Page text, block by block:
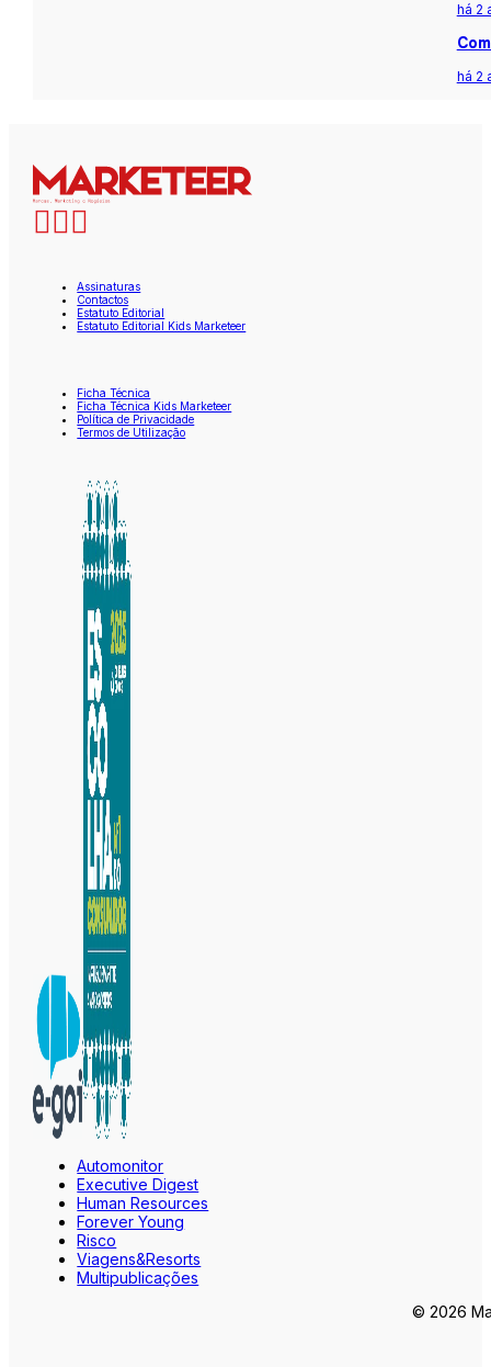
há 2
há 2
Assinaturas
Contactos
Estatuto Editorial
Estatuto Editorial Kids Marketeer
Ficha Técnica
Ficha Técnica Kids Marketeer
Política de Privacidade
Termos de Utilização
Automonitor
Executive Digest
Human Resources
Forever Young
Risco
Viagens&Resorts
Multipublicações
© 2026